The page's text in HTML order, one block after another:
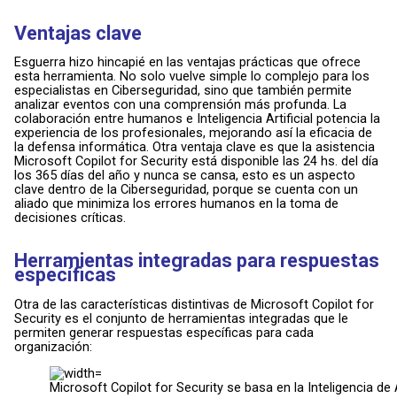
Ventajas clave
Esguerra hizo hincapié en las ventajas prácticas que ofrece
esta herramienta. No solo vuelve simple lo complejo para los
especialistas en Ciberseguridad, sino que también permite
analizar eventos con una comprensión más profunda. La
colaboración entre humanos e Inteligencia Artificial potencia la
experiencia de los profesionales, mejorando así la eficacia de
la defensa informática. Otra ventaja clave es que la asistencia
Microsoft Copilot for Security está disponible las 24 hs. del día
los 365 días del año y nunca se cansa, esto es un aspecto
clave dentro de la Ciberseguridad, porque se cuenta con un
aliado que minimiza los errores humanos en la toma de
decisiones críticas.
Herramientas integradas para respuestas
específicas
Otra de las características distintivas de Microsoft Copilot for
Security es el conjunto de herramientas integradas que le
permiten generar respuestas específicas para cada
organización:
Microsoft Copilot for Security se basa en la Inteligencia